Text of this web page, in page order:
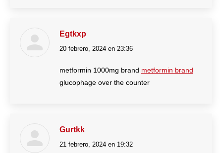
Egtkxp
dice:
20 febrero, 2024 en 23:36
metformin 1000mg brand metformin brand
glucophage over the counter
Gurtkk
dice:
21 febrero, 2024 en 19:32